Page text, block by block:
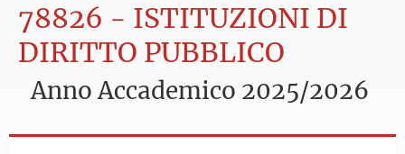
78826 - ISTITUZIONI DI
DIRITTO PUBBLICO
Anno Accademico 2025/2026